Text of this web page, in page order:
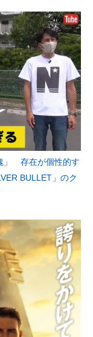
」 存在が個性的す
BULLET」のク